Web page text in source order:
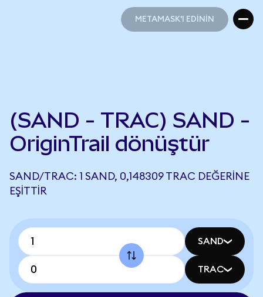
METAMASK'I EDİNİN
(SAND - TRAC) SAND -
OriginTrail dönüştür
SAND/TRAC: 1 SAND, 0,148309 TRAC DEĞERINE
EŞITTIR
SAND
TRAC